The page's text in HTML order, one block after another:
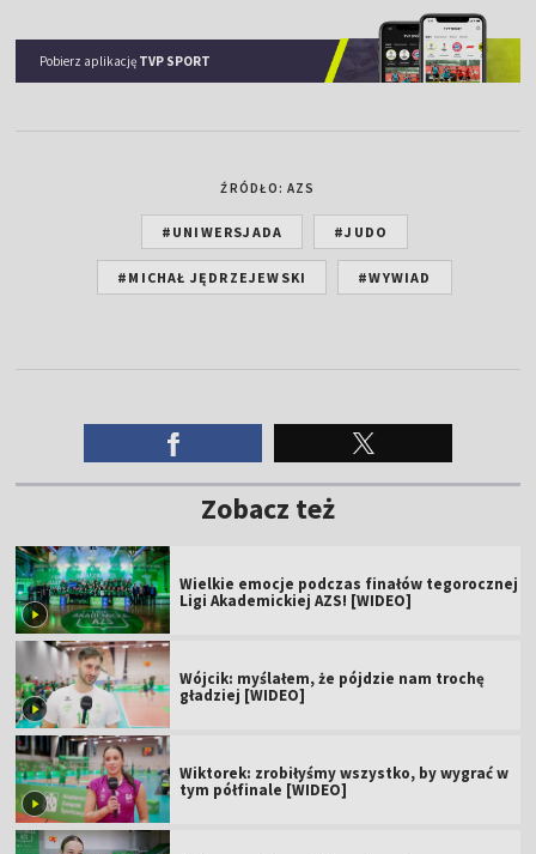
Pobierz aplikację TVP SPORT
ŹRÓDŁO: AZS
#UNIWERSJADA #JUDO
#MICHAŁ JĘDRZEJEWSKI #WYWIAD
Zobacz też
Wielkie emocje podczas finałów tegorocznej
Ligi Akademickiej AZS! [WIDEO]
Wójcik: myślałem, że pójdzie nam trochę
gładziej [WIDEO]
Wiktorek: zrobiłyśmy wszystko, by wygrać w
tym półfinale [WIDEO]